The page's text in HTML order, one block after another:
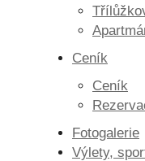
Ceník
Ceník
Fotogalerie
Výlety,